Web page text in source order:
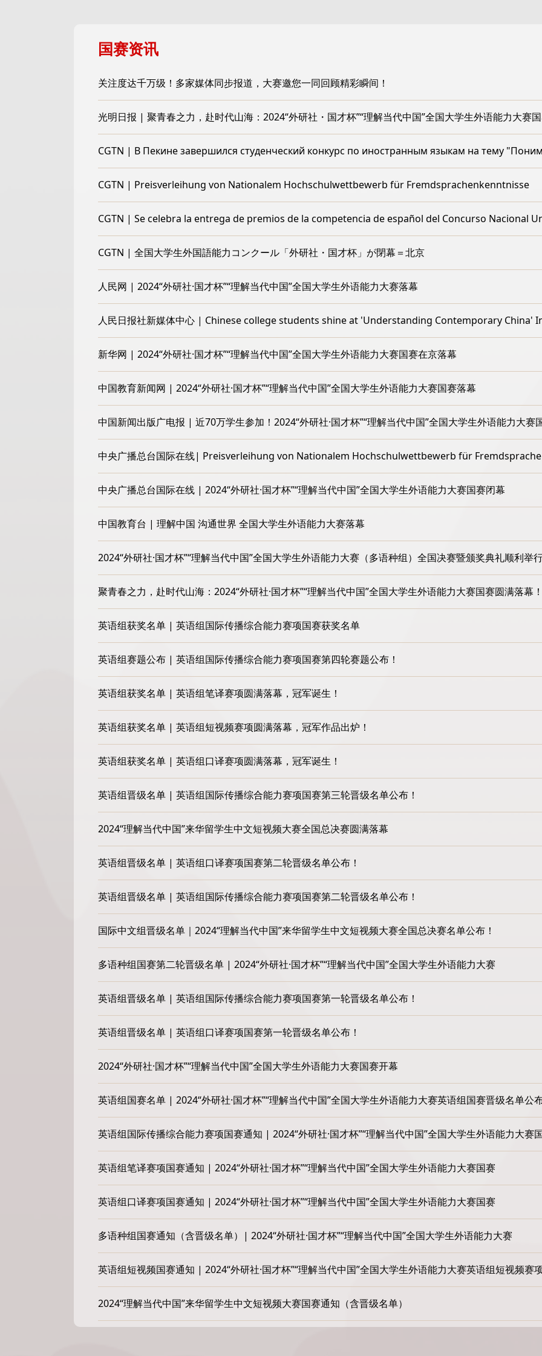
国赛资讯
关注度达千万级！多家媒体同步报道，大赛邀您一同回顾精彩瞬间！
光明日报 | 聚青春之力，赴时代山海：2024“外研社・国才杯”“理解当代中国”全国大学生外语能力大赛
CGTN | В Пекине завершился студенческий конкурс по иностранным языкам на тему
CGTN | Preisverleihung von Nationalem Hochschulwettbewerb für Fremdsprachenkenntnisse
CGTN | 全国大学生外国語能力コンクール「外研社・国才杯」が閉幕＝北京
人民网 | 2024“外研社·国才杯”“理解当代中国”全国大学生外语能力大赛落幕
人民日报社新媒体中心 | Chinese college students shine at 'Understanding Contemporary
新华网 | 2024“外研社·国才杯”“理解当代中国”全国大学生外语能力大赛国赛在京落幕
中国教育新闻网 | 2024“外研社·国才杯”“理解当代中国”全国大学生外语能力大赛国赛落幕
中国新闻出版广电报 | 近70万学生参加！2024“外研社·国才杯”“理解当代中国”全国大学生外语能力大赛
中央广播总台国际在线| Preisverleihung von Nationalem Hochschulwettbewerb für
中央广播总台国际在线 | 2024“外研社·国才杯”“理解当代中国”全国大学生外语能力大赛国赛闭幕
中国教育台 | 理解中国 沟通世界 全国大学生外语能力大赛落幕
2024“外研社·国才杯”“理解当代中国”全国大学生外语能力大赛（多语种组）全国决赛暨颁奖典礼顺利举
聚青春之力，赴时代山海：2024“外研社·国才杯”“理解当代中国”全国大学生外语能力大赛国赛圆满落幕
英语组获奖名单 | 英语组国际传播综合能力赛项国赛获奖名单
英语组赛题公布 | 英语组国际传播综合能力赛项国赛第四轮赛题公布！
英语组获奖名单 | 英语组笔译赛项圆满落幕，冠军诞生！
英语组获奖名单 | 英语组短视频赛项圆满落幕，冠军作品出炉！
英语组获奖名单 | 英语组口译赛项圆满落幕，冠军诞生！
英语组晋级名单 | 英语组国际传播综合能力赛项国赛第三轮晋级名单公布！
2024“理解当代中国”来华留学生中文短视频大赛全国总决赛圆满落幕
英语组晋级名单 | 英语组口译赛项国赛第二轮晋级名单公布！
英语组晋级名单 | 英语组国际传播综合能力赛项国赛第二轮晋级名单公布！
国际中文组晋级名单｜2024“理解当代中国”来华留学生中文短视频大赛全国总决赛名单公布！
多语种组国赛第二轮晋级名单 | 2024“外研社·国才杯”“理解当代中国”全国大学生外语能力大赛
英语组晋级名单 | 英语组国际传播综合能力赛项国赛第一轮晋级名单公布！
英语组晋级名单 | 英语组口译赛项国赛第一轮晋级名单公布！
2024“外研社·国才杯”“理解当代中国”全国大学生外语能力大赛国赛开幕
英语组国赛名单 | 2024“外研社·国才杯”“理解当代中国”全国大学生外语能力大赛英语组国赛晋级名单公
英语组国际传播综合能力赛项国赛通知 | 2024“外研社·国才杯”“理解当代中国”全国大学生外语能力大赛
英语组笔译赛项国赛通知 | 2024“外研社·国才杯”“理解当代中国”全国大学生外语能力大赛国赛
英语组口译赛项国赛通知 | 2024“外研社·国才杯”“理解当代中国”全国大学生外语能力大赛国赛
多语种组国赛通知（含晋级名单）| 2024“外研社·国才杯”“理解当代中国”全国大学生外语能力大赛
英语组短视频国赛通知 | 2024“外研社·国才杯”“理解当代中国”全国大学生外语能力大赛英语组短视频赛
2024“理解当代中国”来华留学生中文短视频大赛国赛通知（含晋级名单）